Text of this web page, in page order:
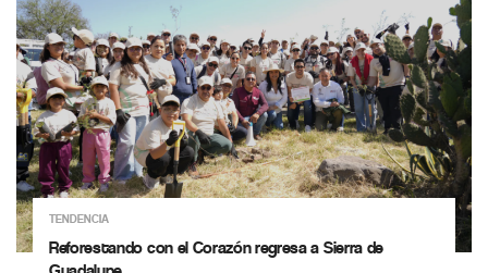
TENDENCIA
Reforestando con el Corazón regresa a Sierra de